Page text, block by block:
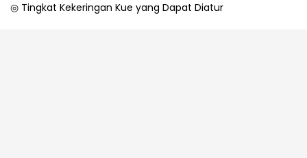
◎ Tingkat Kekeringan Kue yang Dapat Diatur